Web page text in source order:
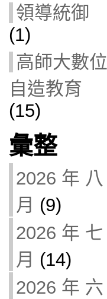
領導統御
(1)
高師大數位
自造教育
(15)
彙整
2026 年 八
月 (9)
2026 年 七
月 (14)
2026 年 六